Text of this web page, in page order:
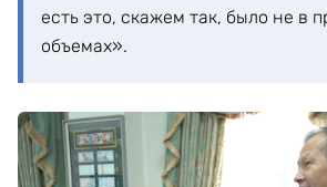
есть это, скажем так, было не в
объемах».